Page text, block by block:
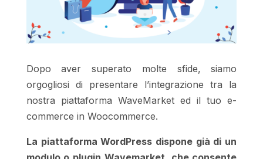
Dopo aver superato molte sfide, siamo
orgogliosi di presentare l’integrazione tra la
nostra piattaforma WaveMarket ed il tuo e-
commerce in Woocommerce.
La piattaforma WordPress dispone già di un